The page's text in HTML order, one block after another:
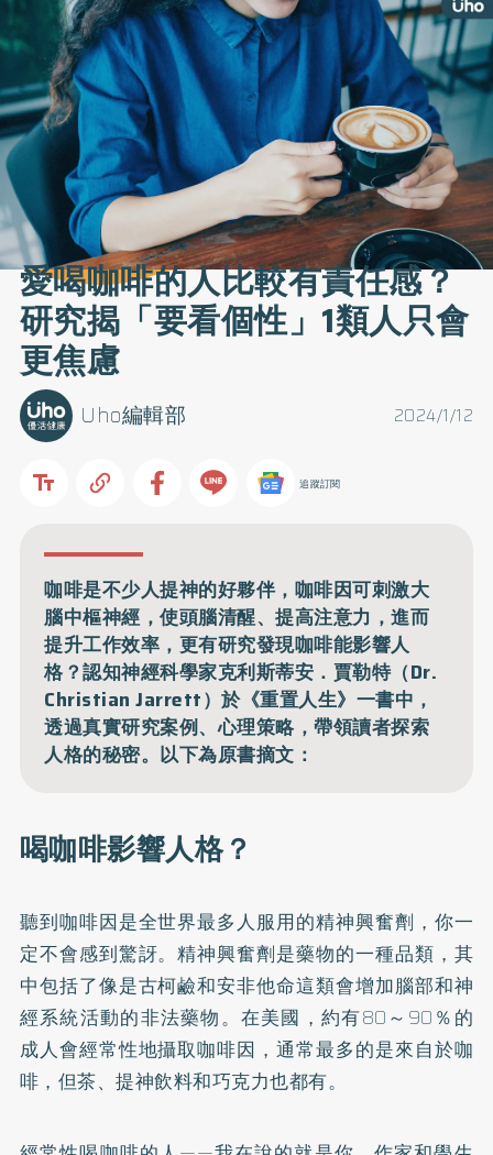
愛喝咖啡的人比較有責任感？
研究揭「要看個性」1類人只會
更焦慮
2024/1/12
Uho編輯部
追蹤訂閱
咖啡是不少人提神的好夥伴，咖啡因可刺激大
腦中樞神經，使頭腦清醒、提高注意力，進而
提升工作效率，更有研究發現咖啡能影響人
格？認知神經科學家克利斯蒂安．賈勒特（Dr.
Christian Jarrett）於《重置人生》一書中，
透過真實研究案例、心理策略，帶領讀者探索
人格的秘密。以下為原書摘文：
喝咖啡影響人格？
聽到咖啡因是全世界最多人服用的精神興奮劑，你一
定不會感到驚訝。精神興奮劑是藥物的一種品類，其
中包括了像是古柯鹼和安非他命這類會增加腦部和神
經系統活動的非法藥物。在美國，約有80～90％的
成人會經常性地攝取咖啡因，通常最多的是來自於咖
啡，但茶、提神飲料和巧克力也都有。